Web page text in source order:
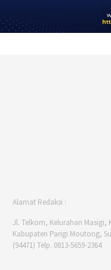
Alamat Redaksi :
Jl. Telkom, Kelurahan Masigi,
Kabupaten Parigi Moutong,
(94471) Telp. 0813-5659-2364